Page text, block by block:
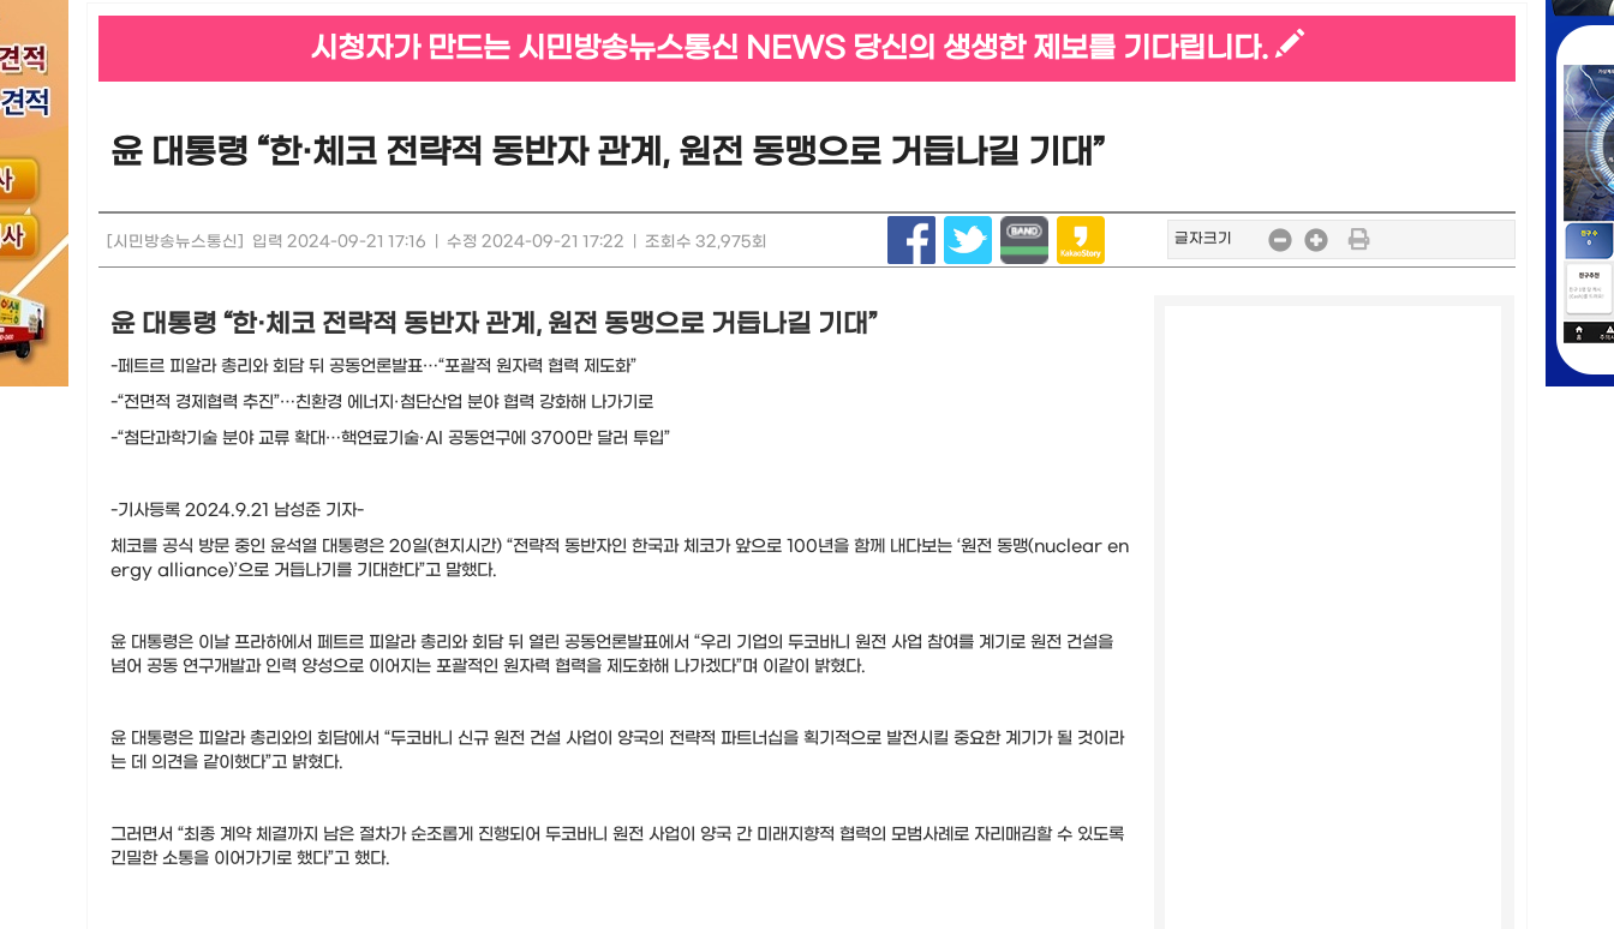
시청자가 만드는 시민방송뉴스통신 NEWS 당신의 생생한 제보를 기다립니다.
윤 대통령 “한·체코 전략적 동반자 관계, 원전 동맹으로 거듭나길 기대”
[시민방송뉴스통신] 입력 2024-09-21 17:16 수정 2024-09-21 17:22 조회수 32,975회 글자크기
윤 대통령 “한·체코 전략적 동반자 관계, 원전 동맹으로 거듭나길 기대”
-페트르 피알라 총리와 회담 뒤 공동언론발표…“포괄적 원자력 협력 제도화”
-“전면적 경제협력 추진”…친환경 에너지·첨단산업 분야 협력 강화해 나가기로
-“첨단과학기술 분야 교류 확대…핵연료기술·AI 공동연구에 3700만 달러 투입”
-기사등록 2024.9.21 남성준 기자-
체코를 공식 방문 중인 윤석열 대통령은 20일(현지시간) “전략적 동반자인 한국과 체코가 앞으로 100년을 함께 내다보는 ‘원전 동맹(nuclear en
ergy alliance)’으로 거듭나기를 기대한다”고 말했다.
윤 대통령은 이날 프라하에서 페트르 피알라 총리와 회담 뒤 열린 공동언론발표에서 “우리 기업의 두코바니 원전 사업 참여를 계기로 원전 건설을
넘어 공동 연구개발과 인력 양성으로 이어지는 포괄적인 원자력 협력을 제도화해 나가겠다”며 이같이 밝혔다.
윤 대통령은 피알라 총리와의 회담에서 “두코바니 신규 원전 건설 사업이 양국의 전략적 파트너십을 획기적으로 발전시킬 중요한 계기가 될 것이라
는 데 의견을 같이했다”고 밝혔다.
그러면서 “최종 계약 체결까지 남은 절차가 순조롭게 진행되어 두코바니 원전 사업이 양국 간 미래지향적 협력의 모범사례로 자리매김할 수 있도록
긴밀한 소통을 이어가기로 했다”고 했다.